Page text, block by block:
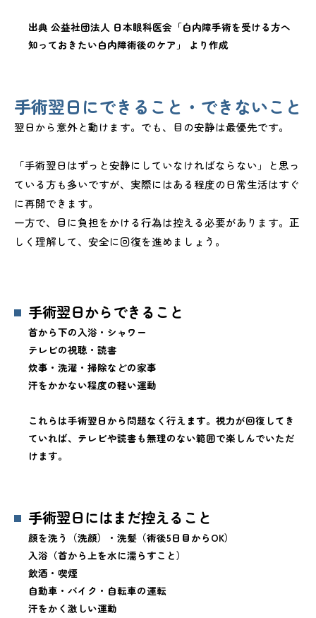
出典 公益社団法人 日本眼科医会「白内障手術を受ける方へ
知っておきたい白内障術後のケア」 より作成
手術翌日にできること・できないこと
翌日から意外と動けます。でも、目の安静は最優先です。
「手術翌日はずっと安静にしていなければならない」と思っ
ている方も多いですが、実際にはある程度の日常生活はすぐ
に再開できます。
一方で、目に負担をかける行為は控える必要があります。正
しく理解して、安全に回復を進めましょう。
手術翌日からできること
首から下の入浴・シャワー
テレビの視聴・読書
炊事・洗濯・掃除などの家事
汗をかかない程度の軽い運動
これらは手術翌日から問題なく行えます。視力が回復してき
ていれば、テレビや読書も無理のない範囲で楽しんでいただ
けます。
手術翌日にはまだ控えること
顔を洗う（洗顔）・洗髪（術後5日目からOK）
入浴（首から上を水に濡らすこと）
飲酒・喫煙
自動車・バイク・自転車の運転
汗をかく激しい運動